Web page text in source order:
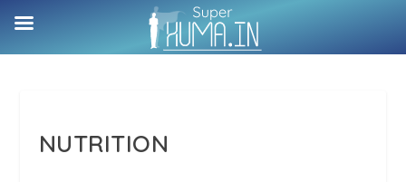
NUTRITION